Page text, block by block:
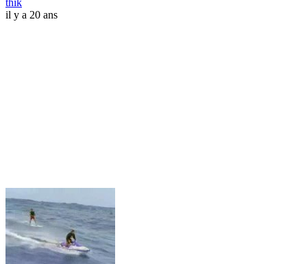
thik
il y a 20 ans